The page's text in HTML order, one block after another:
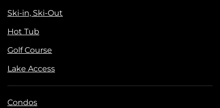
Ski-in, Ski-Out
Hot Tub
Golf Course
Lake Access
Condos